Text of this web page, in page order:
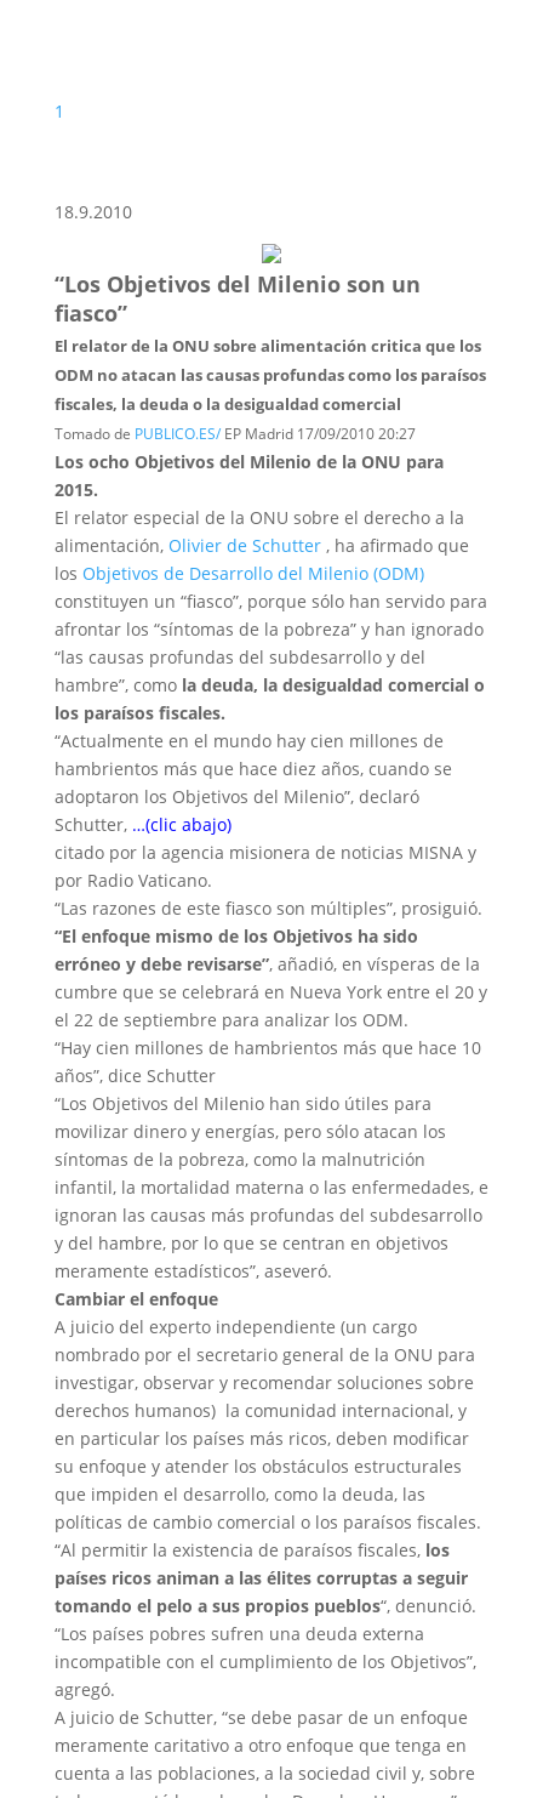
1
18.9.2010
“Los Objetivos del Milenio son un
fiasco”
El relator de la ONU sobre alimentación critica que los
ODM no atacan las causas profundas como los paraísos
fiscales, la deuda o la desigualdad comercial
Tomado de PUBLICO.ES/EP Madrid 17/09/2010 20:27
Los ocho Objetivos del Milenio de la ONU para
2015.
El relator especial de la ONU sobre el derecho a la
alimentación, Olivier de Schutter, ha afirmado que
los Objetivos de Desarrollo del Milenio (ODM)
constituyen un “fiasco”, porque sólo han servido para
afrontar los “síntomas de la pobreza” y han ignorado
“las causas profundas del subdesarrollo y del
hambre”, como la deuda, la desigualdad comercial o
los paraísos fiscales.
“Actualmente en el mundo hay cien millones de
hambrientos más que hace diez años, cuando se
adoptaron los Objetivos del Milenio”, declaró
Schutter, …(clic abajo)
citado por la agencia misionera de noticias MISNA y
por Radio Vaticano.
“Las razones de este fiasco son múltiples”, prosiguió.
“El enfoque mismo de los Objetivos ha sido
erróneo y debe revisarse”, añadió, en vísperas de la
cumbre que se celebrará en Nueva York entre el 20 y
el 22 de septiembre para analizar los ODM.
“Hay cien millones de hambrientos más que hace 10
años”, dice Schutter
“Los Objetivos del Milenio han sido útiles para
movilizar dinero y energías, pero sólo atacan los
síntomas de la pobreza, como la malnutrición
infantil, la mortalidad materna o las enfermedades, e
ignoran las causas más profundas del subdesarrollo
y del hambre, por lo que se centran en objetivos
meramente estadísticos”, aseveró.
Cambiar el enfoque
A juicio del experto independiente (un cargo
nombrado por el secretario general de la ONU para
investigar, observar y recomendar soluciones sobre
derechos humanos) la comunidad internacional, y
en particular los países más ricos, deben modificar
su enfoque y atender los obstáculos estructurales
que impiden el desarrollo, como la deuda, las
políticas de cambio comercial o los paraísos fiscales.
“Al permitir la existencia de paraísos fiscales, los
países ricos animan a las élites corruptas a seguir
tomando el pelo a sus propios pueblos“, denunció.
“Los países pobres sufren una deuda externa
incompatible con el cumplimiento de los Objetivos”,
agregó.
A juicio de Schutter, “se debe pasar de un enfoque
meramente caritativo a otro enfoque que tenga en
cuenta a las poblaciones, a la sociedad civil y, sobre